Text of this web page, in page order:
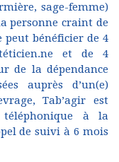
sage-femme)
personne craint de
bénéficier de 4
et de 4
de la dépendance
auprès d’un(e)
Tab’agir est
à la
de suivi à 6 mois